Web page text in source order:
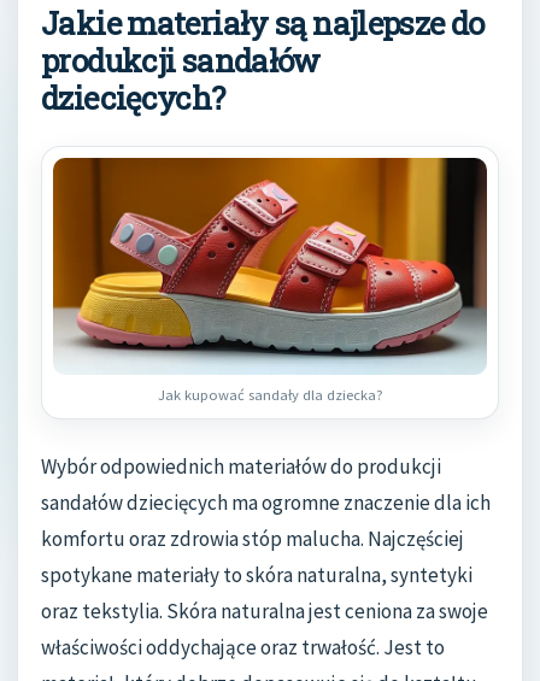
Jakie materiały są najlepsze do
produkcji sandałów
dziecięcych?
Jak kupować sandały dla dziecka?
Wybór odpowiednich materiałów do produkcji
sandałów dziecięcych ma ogromne znaczenie dla ich
komfortu oraz zdrowia stóp malucha. Najczęściej
spotykane materiały to skóra naturalna, syntetyki
oraz tekstylia. Skóra naturalna jest ceniona za swoje
właściwości oddychające oraz trwałość. Jest to